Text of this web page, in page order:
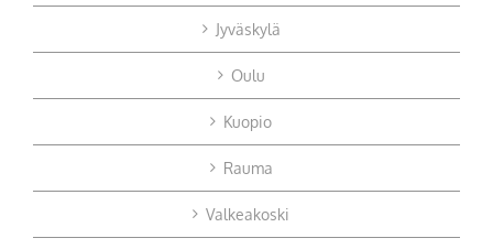
Jyväskylä
Oulu
Kuopio
Rauma
Valkeakoski